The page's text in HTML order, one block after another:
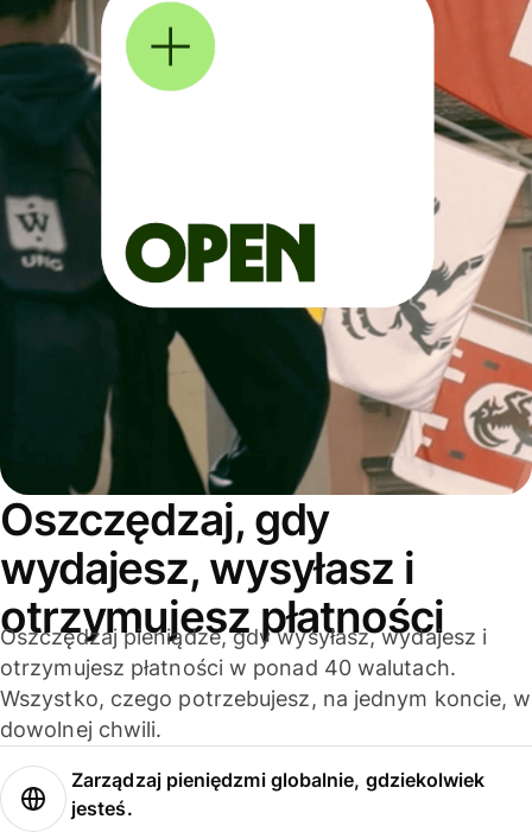
Oszczędzaj, gdy
wydajesz, wysyłasz i
otrzymujesz płatności
Oszczędzaj pieniądze, gdy wysyłasz, wydajesz i
otrzymujesz płatności w ponad 40 walutach.
Wszystko, czego potrzebujesz, na jednym koncie, w
dowolnej chwili.
Zarządzaj pieniędzmi globalnie, gdziekolwiek
jesteś.